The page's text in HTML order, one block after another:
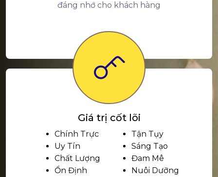
đáng nhớ cho khách hàng
Giá trị cốt lõi
Chính Trực
Uy Tín
Chất Lượng
Ổn Định
Tận Tụy
Sáng Tạo
Đam Mê
Nuôi Dưỡng